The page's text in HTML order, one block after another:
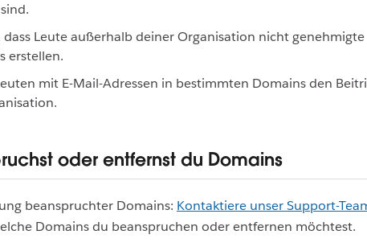
dass Leute außerhalb deiner Organisation nicht genehmigte
erstellen.
mit E-Mail-Adressen in bestimmten Domains den
oder entfernst du Domains
beanspruchter Domains: Kontaktiere unser Support-
Domains du beanspruchen oder entfernen möchtest.